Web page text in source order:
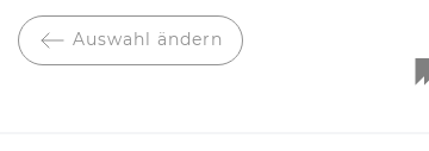
Auswahl ändern